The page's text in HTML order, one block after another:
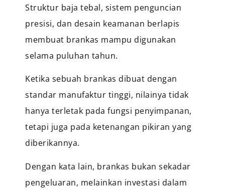
Struktur baja tebal, sistem penguncian
presisi, dan desain keamanan berlapis
membuat brankas mampu digunakan
selama puluhan tahun.
Ketika sebuah brankas dibuat dengan
standar manufaktur tinggi, nilainya tidak
hanya terletak pada fungsi penyimpanan,
tetapi juga pada ketenangan pikiran yang
diberikannya.
Dengan kata lain, brankas bukan sekadar
pengeluaran, melainkan investasi dalam